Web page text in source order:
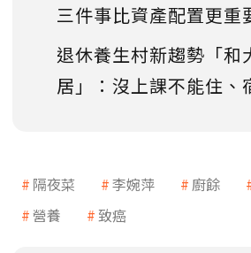
三件事比資產配置更重
退休養生村新趨勢「和
居」：沒上課不能住、
隔夜菜 李婉萍 廚餘
營養
致癌